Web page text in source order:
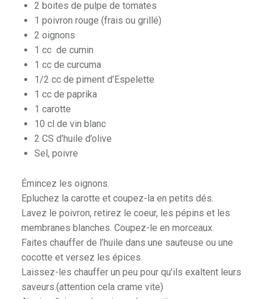
2 boites de pulpe de tomates
1 poivron rouge (frais ou grillé)
2 oignons
1 cc de cumin
1 cc de curcuma
1/2 cc de piment d’Espelette
1 cc de paprika
1 carotte
10 cl de vin blanc
2 CS d’huile d’olive
Sel, poivre
Émincez les oignons.
Epluchez la carotte et coupez-la en petits dés.
Lavez le poivron, retirez le coeur, les pépins et les
membranes blanches. Coupez-le en morceaux.
Faites chauffer de l’huile dans une sauteuse ou une
cocotte et versez les épices.
Laissez-les chauffer un peu pour qu’ils exaltent leurs
saveurs.(attention cela crame vite)